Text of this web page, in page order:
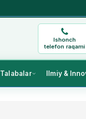
Ishonch
telefon raqami
Talabalar Ilmiy &